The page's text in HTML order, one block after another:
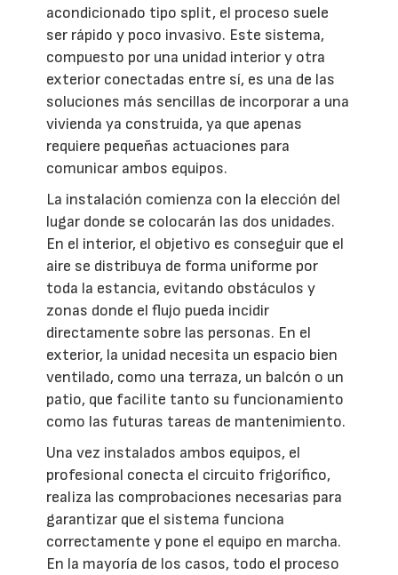
acondicionado tipo split, el proceso suele
ser rápido y poco invasivo. Este sistema,
compuesto por una unidad interior y otra
exterior conectadas entre sí, es una de las
soluciones más sencillas de incorporar a una
vivienda ya construida, ya que apenas
requiere pequeñas actuaciones para
comunicar ambos equipos.
La instalación comienza con la elección del
lugar donde se colocarán las dos unidades.
En el interior, el objetivo es conseguir que el
aire se distribuya de forma uniforme por
toda la estancia, evitando obstáculos y
zonas donde el flujo pueda incidir
directamente sobre las personas. En el
exterior, la unidad necesita un espacio bien
ventilado, como una terraza, un balcón o un
patio, que facilite tanto su funcionamiento
como las futuras tareas de mantenimiento.
Una vez instalados ambos equipos, el
profesional conecta el circuito frigorífico,
realiza las comprobaciones necesarias para
garantizar que el sistema funciona
correctamente y pone el equipo en marcha.
En la mayoría de los casos, todo el proceso